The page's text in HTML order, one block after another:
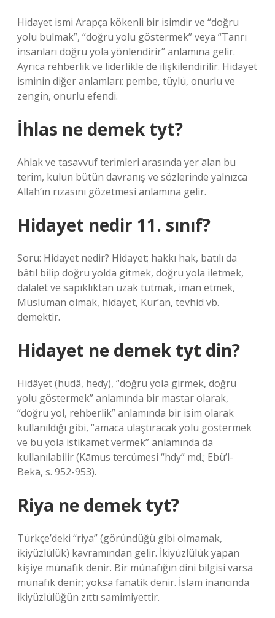
Hidayet ismi Arapça kökenli bir isimdir ve “doğru
yolu bulmak”, “doğru yolu göstermek” veya “Tanrı
insanları doğru yola yönlendirir” anlamına gelir.
Ayrıca rehberlik ve liderlikle de ilişkilendirilir. Hidayet
isminin diğer anlamları: pembe, tüylü, onurlu ve
zengin, onurlu efendi.
İhlas ne demek tyt?
Ahlak ve tasavvuf terimleri arasında yer alan bu
terim, kulun bütün davranış ve sözlerinde yalnızca
Allah’ın rızasını gözetmesi anlamına gelir.
Hidayet nedir 11. sınıf?
Soru: Hidayet nedir? Hidayet; hakkı hak, batılı da
bâtıl bilip doğru yolda gitmek, doğru yola iletmek,
dalalet ve sapıklıktan uzak tutmak, iman etmek,
Müslüman olmak, hidayet, Kur’an, tevhid vb.
demektir.
Hidayet ne demek tyt din?
Hidâyet (hudâ, hedy), “doğru yola girmek, doğru
yolu göstermek” anlamında bir mastar olarak,
“doğru yol, rehberlik” anlamında bir isim olarak
kullanıldığı gibi, “amaca ulaştıracak yolu göstermek
ve bu yola istikamet vermek” anlamında da
kullanılabilir (Kāmus tercümesi “hdy” md.; Ebü’l-
Bekā, s. 952-953).
Riya ne demek tyt?
Türkçe’deki “riya” (göründüğü gibi olmamak,
ikiyüzlülük) kavramından gelir. İkiyüzlülük yapan
kişiye münafık denir. Bir münafığın dini bilgisi varsa
münafık denir; yoksa fanatik denir. İslam inancında
ikiyüzlülüğün zıttı samimiyettir.